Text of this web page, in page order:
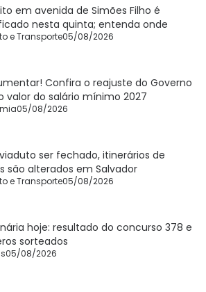
em avenida de Simões Filho é
nesta quinta; entenda onde
e Transporte05/08/2026
Confira o reajuste do Governo
valor do salário mínimo 2027
05/08/2026
ser fechado, itinerários de
são alterados em Salvador
e Transporte05/08/2026
hoje: resultado do concurso 378 e
sorteados
05/08/2026